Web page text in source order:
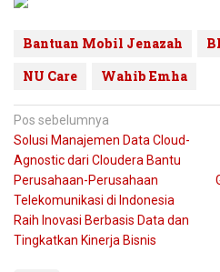
Bantuan Mobil Jenazah
NU Care
Wahib Emha
Navigasi
pos
Pos sebelumnya
Solusi Manajemen Data Cloud-
Agnostic dari Cloudera Bantu
Perusahaan-Perusahaan
Telekomunikasi di Indonesia
Raih Inovasi Berbasis Data dan
Tingkatkan Kinerja Bisnis